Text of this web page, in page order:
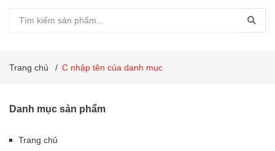
Trang chủ / C nhập tên của danh mục
Danh mục sản phẩm
Trang chủ